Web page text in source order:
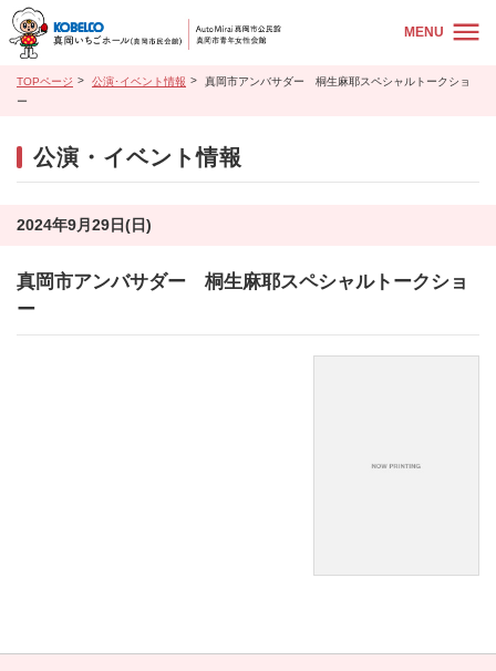
MENU
TOPページ 公演･イベント情報
真岡市アンバサダー 桐生麻耶スペシャルトークショ
ー
公演・イベント情報
2024年9月29日(日)
真岡市アンバサダー 桐生麻耶スペシャルトークショ
ー